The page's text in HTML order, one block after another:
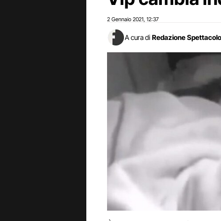
2 Gennaio 2021 12:37
A cura di Redazione Spettacolo